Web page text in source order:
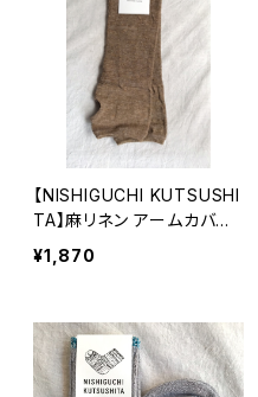
【NISHIGUCHI KUTSUSHI
TA】麻リネン アームカバー
ショート カーキ UVカット日
除け 冷房対策 日本製【ニ
¥1,870